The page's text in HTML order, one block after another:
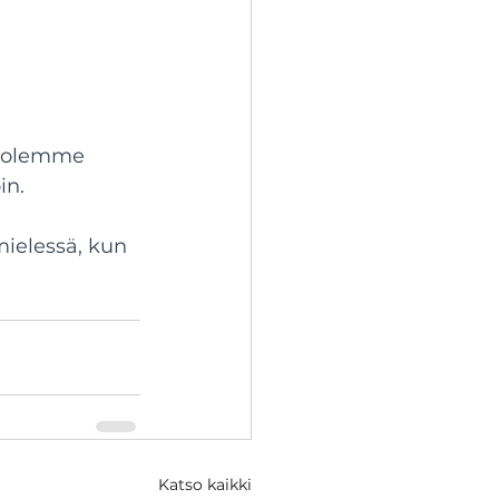
kun
Katso kaikki